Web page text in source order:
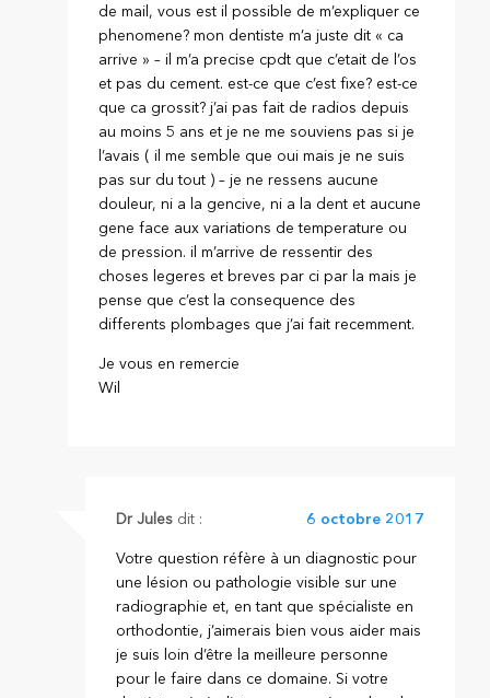
de mail, vous est il possible de m’expliquer ce
phenomene? mon dentiste m’a juste dit « ca
arrive » – il m’a precise cpdt que c’etait de l’os
et pas du cement. est-ce que c’est fixe? est-ce
que ca grossit? j’ai pas fait de radios depuis
au moins 5 ans et je ne me souviens pas si je
l’avais ( il me semble que oui mais je ne suis
pas sur du tout ) – je ne ressens aucune
douleur, ni a la gencive, ni a la dent et aucune
gene face aux variations de temperature ou
de pression. il m’arrive de ressentir des
choses legeres et breves par ci par la mais je
pense que c’est la consequence des
differents plombages que j’ai fait recemment.
Je vous en remercie
Wil
Dr Jules dit : 6 octobre 2017
Votre question réfère à un diagnostic pour
une lésion ou pathologie visible sur une
radiographie et, en tant que spécialiste en
orthodontie, j’aimerais bien vous aider mais
je suis loin d’être la meilleure personne
pour le faire dans ce domaine. Si votre